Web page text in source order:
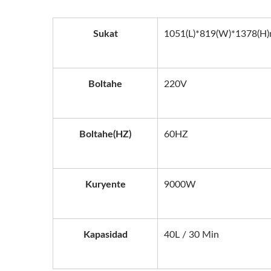
Sukat
Boltahe 220V
Boltahe(HZ) 60HZ
Kuryente 9000W
Kapasidad 40L / 30 Min